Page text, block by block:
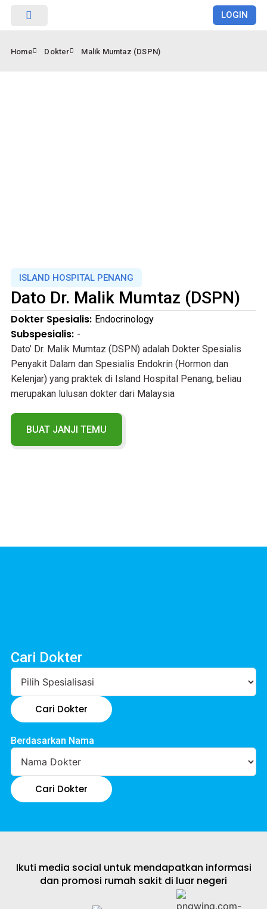
LOGIN
Home Dokter Malik Mumtaz (DSPN)
ISLAND HOSPITAL PENANG
Dato Dr. Malik Mumtaz (DSPN)
Dokter Spesialis: Endocrinology
Subspesialis: -
Dato’ Dr. Malik Mumtaz (DSPN) adalah Dokter Spesialis
Penyakit Dalam dan Spesialis Endokrin (Hormon dan
Kelenjar) yang praktek di Island Hospital Penang, beliau
merupakan lulusan dokter dari Malaysia
BUAT JANJI TEMU
Cari Dokter
Cari Dokter
Berdasarkan Nama
Cari Dokter
Ikuti media social untuk mendapatkan informasi
dan promosi rumah sakit di luar negeri